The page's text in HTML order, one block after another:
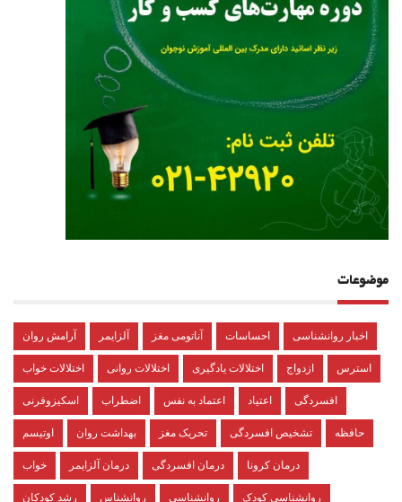
موضوعات
آرامش روان آلزایمر آناتومی مغز احساسات اخبار روانشناسی
اختلالات خواب اختلالات روانی اختلالات یادگیری ازدواج استرس
اسکیزوفرنی اضطراب اعتماد به نفس اعتیاد افسردگی
اوتیسم بهداشت روان تحریک مغز تشخیص افسردگی حافظه
خواب درمان آلزایمر درمان افسردگی درمان کرونا
رشد کودکان روانشناس روانشناسی روانشناسی کودک